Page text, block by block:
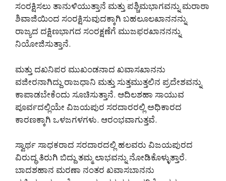
ಸಂರಕ್ಷಿಸಲು ತಾನುಳಿಯುತ್ತಾನೆ ಮತ್ತು ಪಶ್ಚಿಮಭಾಗವನ್ನು ಮರಾಠಾ
ಶಿವಾಜಿಯಿಂದ ಸಂರಕ್ಷಿಸುವುದಕ್ಕಾಗಿ ಬಹಲೂಲಖಾನನನ್ನು
ರಾಜ್ಯದ ದಕ್ಷಿಣಭಾಗದ ಸಂರಕ್ಷಣೆಗೆ ಮುಜಫರಖಾನನನ್ನು
ನಿಯೋಜಿಸುತ್ತಾನೆ.
ಮತ್ತು ದಖನಿಪರ ಮುಖಂಡನಾದ ಖವಾಸಖಾನನು
ವಜೀರನಾಗಿದ್ದು ರಾಜಧಾನಿ ಮತ್ತು ಸುತ್ತಮುತ್ತಲಿನ ಪ್ರದೇಶವನ್ನು
ಕಾಪಾಡಬೇಕೆಂದು ಸೂಚಿಸುತ್ತಾನೆ. ಆದಿಲಶಹಾ ಸಾಯುವ
ಪೂರ್ವದಲ್ಲಿಯೇ ವಿಜಯಪುರ ಸರದಾರರಲ್ಲಿ ಅಧಿಕಾರದ
ಕಾರಣಕ್ಕಾಗಿ ಒಳಜಗಳಗಳು. ಆರಂಭವಾಗುತ್ತವೆ.
ಸ್ವಾರ್ಥ ಸಾಧಕರಾದ ಸರದಾರದಲ್ಲಿ ಹಲವರು ವಿಜಯಪುರದ
ವಿರುದ್ಧ ತಿರುಗಿ ಬಿದ್ದು ತಮ್ಮ ಲಾಭವನ್ನು ನೋಡಿಕೊಳ್ಳುತ್ತಾರೆ.
ಬಾದಶಹಾನ ಮರಣಾ ನಂತರ ಖವಾಸಬಾನನು